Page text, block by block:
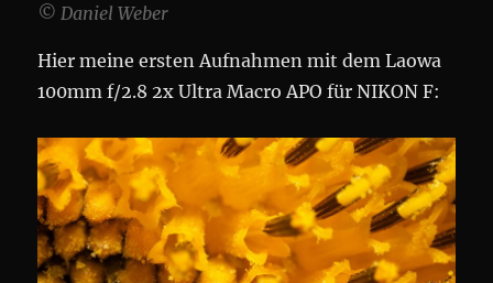
© Daniel Weber
Hier meine ersten Aufnahmen mit dem Laowa
100mm f/2.8 2x Ultra Macro APO für NIKON F: